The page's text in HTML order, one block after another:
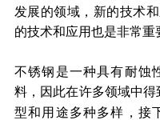
发展的领域，新的技术
的技术和应用也是非常重
不锈钢是一种具有耐蚀
料，因此在许多领域中
型和用途多种多样，接